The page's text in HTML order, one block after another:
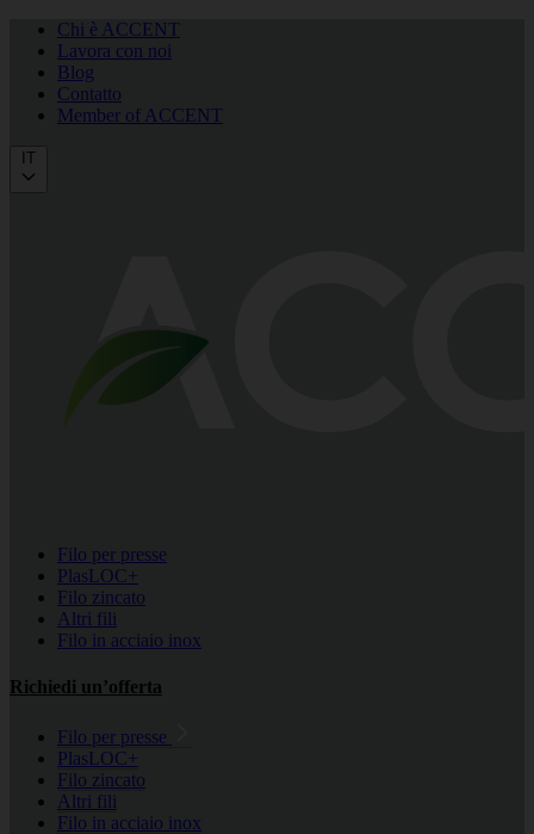
Chi è ACCENT
Lavora con noi
Blog
Contatto
Member of ACCENT
IT
Filo per presse
PlasLOC+
Filo zincato
Altri fili
Filo in acciaio inox
Richiedi un’offerta
Filo per presse
PlasLOC+
Filo zincato
Altri fili
Filo in acciaio inox